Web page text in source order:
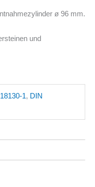
ø 96 mm.
und
1, DIN